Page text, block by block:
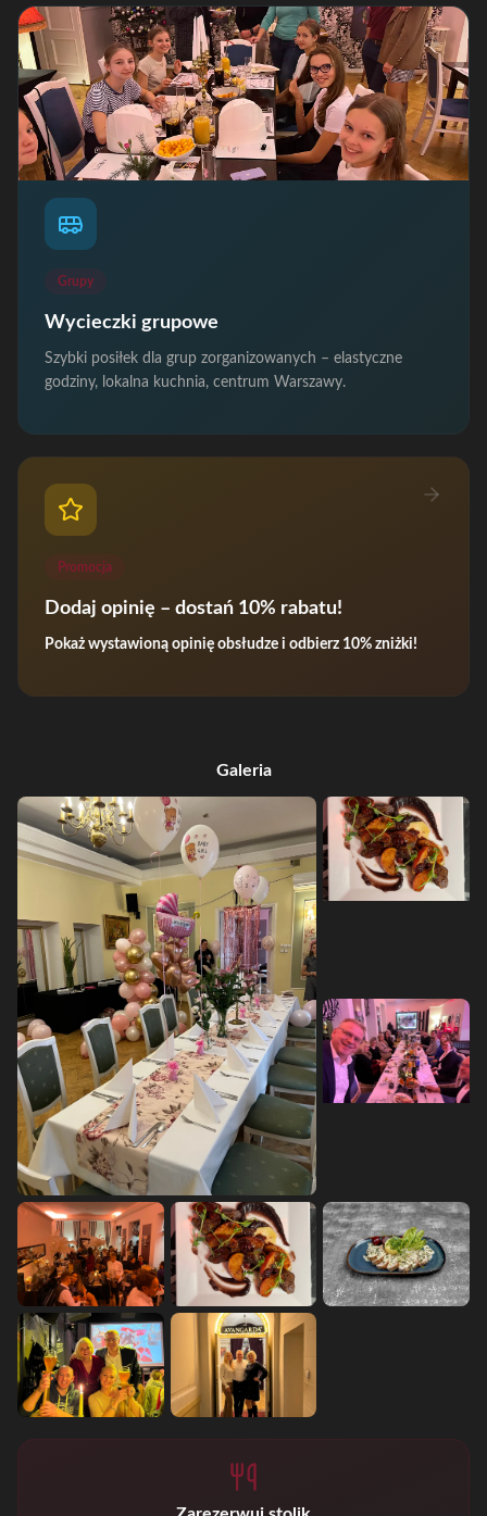
Grupy
Wycieczki grupowe
Szybki posiłek dla grup zorganizowanych – elastyczne
godziny, lokalna kuchnia, centrum Warszawy.
Promocja
Dodaj opinię – dostań 10% rabatu!
Pokaż wystawioną opinię obsłudze i odbierz 10% zniżki!
Galeria